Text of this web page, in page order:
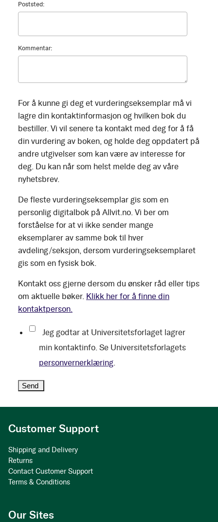
Poststed:
Kommentar:
For å kunne gi deg et vurderingseksemplar må vi
lagre din kontaktinformasjon og hvilken bok du
bestiller. Vi vil senere ta kontakt med deg for å få
din vurdering av boken, og holde deg oppdatert på
andre utgivelser som kan være av interesse for
deg. Du kan når som helst melde deg av våre
nyhetsbrev.
De fleste vurderingseksemplar gis som en
personlig digitalbok på Allvit.no. Vi ber om
forståelse for at vi ikke sender mange
eksemplarer av samme bok til hver
avdeling/seksjon, dersom vurderingseksemplaret
gis som en fysisk bok.
Kontakt oss gjerne dersom du ønsker råd eller tips
om aktuelle bøker. Klikk her for å finne din
kontaktperson.
Jeg godtar at Universitetsforlaget lagrer
min kontaktinfo. Se Universitetsforlagets
personvernerklæring
Customer Support
Shipping and Delivery
Returns
Contact Customer Support
Terms & Conditions
Our Sites